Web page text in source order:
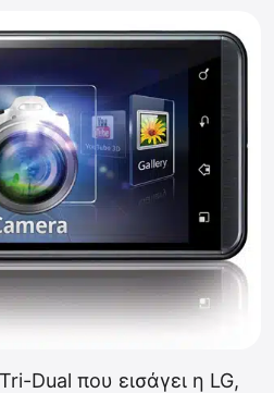
Dual που εισάγει η LG,